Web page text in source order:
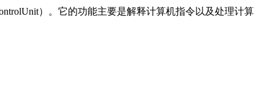
）。它的功能主要是解释计算机指令以及处理计算